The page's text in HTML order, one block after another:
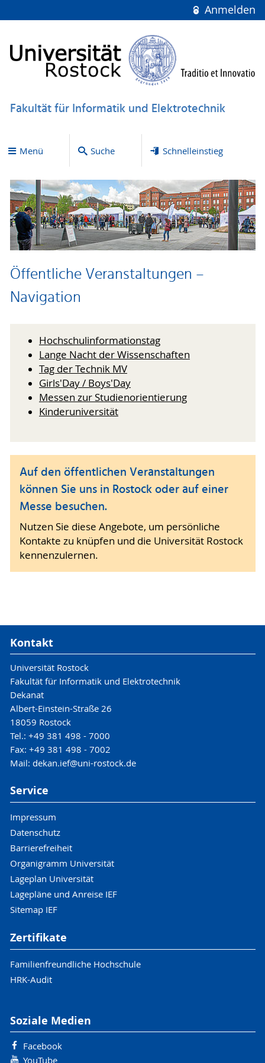
Anmelden
Fakultät für Informatik und Elektrotechnik
Menü Suche Schnelleinstieg
Öffentliche Veranstaltungen –
Navigation
Hochschulinformationstag
Lange Nacht der Wissenschaften
Tag der Technik MV
Girls'Day / Boys'Day
Messen zur Studienorientierung
Kinderuniversität
Auf den öffentlichen Veranstaltungen
können Sie uns in Rostock oder auf einer
Messe besuchen.
Nutzen Sie diese Angebote, um persönliche
Kontakte zu knüpfen und die Universität Rostock
kennenzulernen.
Kontakt
Universität Rostock
Fakultät für Informatik und Elektrotechnik
Dekanat
Albert-Einstein-Straße 26
18059 Rostock
Tel.: +49 381 498 - 7000
Fax: +49 381 498 - 7002
Mail: dekan.ief@uni-rostock.de
Service
Impressum
Datenschutz
Barrierefreiheit
Organigramm Universität
Lageplan Universität
Lagepläne und Anreise IEF
Sitemap IEF
Zertifikate
Familienfreundliche Hochschule
HRK-Audit
Soziale Medien
Facebook
YouTube